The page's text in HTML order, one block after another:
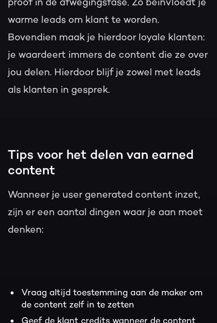
warme leads om klant te worden.
Bovendien maak je hierdoor loyale klanten:
je waardeert immers de content die ze over
jou delen. Hierdoor blijf je zowel met leads
als klanten in gesprek.
Tips voor het delen van earned
content
Wanneer je user generated content inzet,
zijn er een aantal dingen waar je aan moet
denken:
Vraag altijd toestemming aan de maker om
de content zelf in te zetten
Geef de klant credits wanneer de content